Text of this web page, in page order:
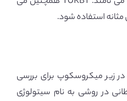
مثانه استفاده شود.
در زیر میکروسکوپ برای بررسی
در روشی به نام سیتولوژی